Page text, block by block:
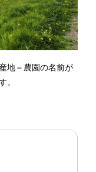
地＝農園の名前が
。